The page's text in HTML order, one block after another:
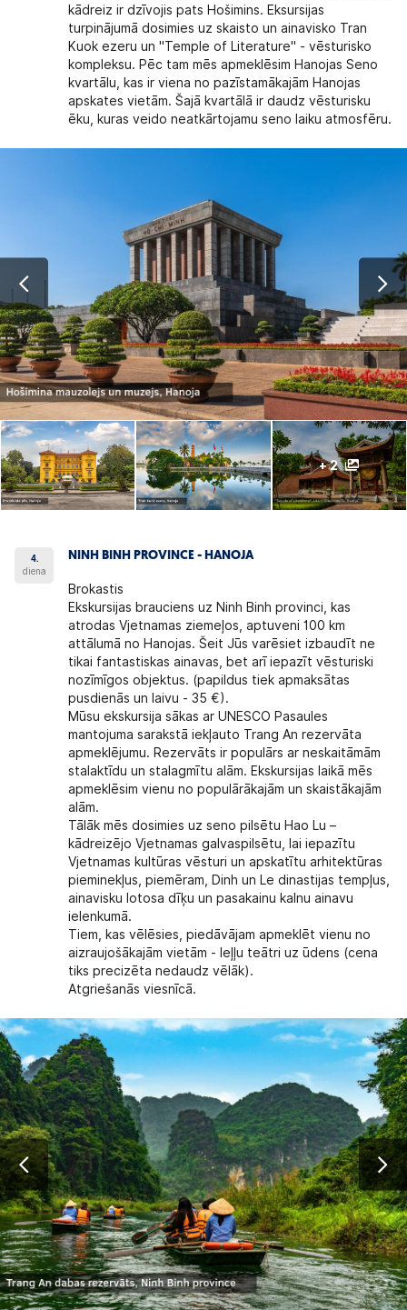
kādreiz ir dzīvojis pats Hošimins. Eksursijas
turpinājumā dosimies uz skaisto un ainavisko Tran
Kuok ezeru un "Temple of Literature" - vēsturisko
kompleksu. Pēc tam mēs apmeklēsim Hanojas Seno
kvartālu, kas ir viena no pazīstamākajām Hanojas
apskates vietām. Šajā kvartālā ir daudz vēsturisku
ēku, kuras veido neatkārtojamu seno laiku atmosfēru.
+ 2
4.
diena
NINH BINH PROVINCE - HANOJA
Brokastis
Ekskursijas brauciens uz Ninh Binh provinci, kas
atrodas Vjetnamas ziemeļos, aptuveni 100 km
attālumā no Hanojas. Šeit Jūs varēsiet izbaudīt ne
tikai fantastiskas ainavas, bet arī iepazīt vēsturiski
nozīmīgos objektus. (papildus tiek apmaksātas
pusdienās un laivu - 35 €).
Mūsu ekskursija sākas ar UNESCO Pasaules
mantojuma sarakstā iekļauto Trang An rezervāta
apmeklējumu. Rezervāts ir populārs ar neskaitāmām
stalaktīdu un stalagmītu alām. Ekskursijas laikā mēs
apmeklēsim vienu no populārākajām un skaistākajām
alām.
Tālāk mēs dosimies uz seno pilsētu Hao Lu –
kādreizējo Vjetnamas galvaspilsētu, lai iepazītu
Vjetnamas kultūras vēsturi un apskatītu arhitektūras
pieminekļus, piemēram, Dinh un Le dinastijas tempļus,
ainavisku lotosa dīķu un pasakainu kalnu ainavu
ielenkumā.
Tiem, kas vēlēsies, piedāvājam apmeklēt vienu no
aizraujošākajām vietām - leļļu teātri uz ūdens (cena
tiks precizēta nedaudz vēlāk).
Atgriešanās viesnīcā.